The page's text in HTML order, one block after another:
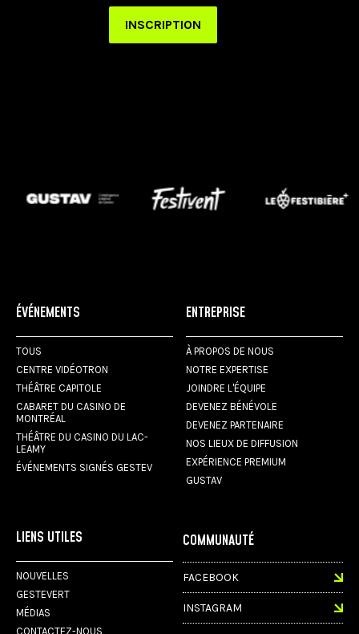
ÉVÉNEMENTS
TOUS
CENTRE VIDÉOTRON
THÉÂTRE CAPITOLE
CABARET DU CASINO DE
MONTRÉAL
THÉÂTRE DU CASINO DU LAC-
LEAMY
ÉVÉNEMENTS SIGNÉS GESTEV
ENTREPRISE
À PROPOS DE NOUS
NOTRE EXPERTISE
JOINDRE L'ÉQUIPE
DEVENEZ BÉNÉVOLE
DEVENEZ PARTENAIRE
NOS LIEUX DE DIFFUSION
EXPÉRIENCE PREMIUM
GUSTAV
LIENS UTILES
NOUVELLES
GESTEVERT
MÉDIAS
CONTACTEZ-NOUS
COMMUNAUTÉ
FACEBOOK
INSTAGRAM